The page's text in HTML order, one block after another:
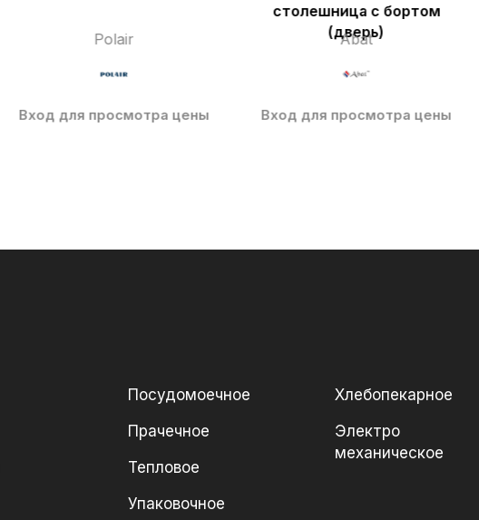
Polair
Вход для просмотра цены
столешница с бортом
(дверь)
Abat
Вход для просмотра цены
Посудомоечное
Прачечное
Тепловое
Упаковочное
Хлебопекарное
Электро
механическое